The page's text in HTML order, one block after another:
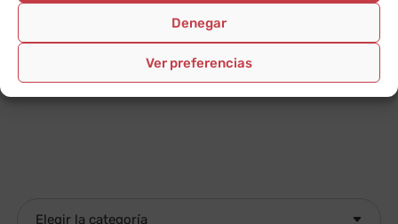
Denegar
Ver preferencias